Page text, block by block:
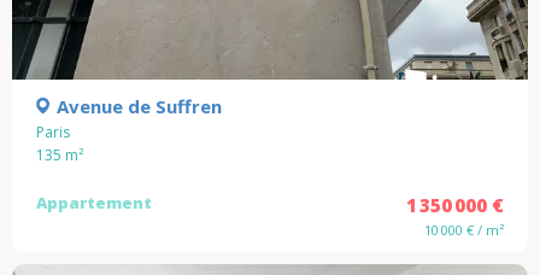
Avenue de Suffren
Paris
135 m²
Appartement 1 350 000 €
10 000 € / m²